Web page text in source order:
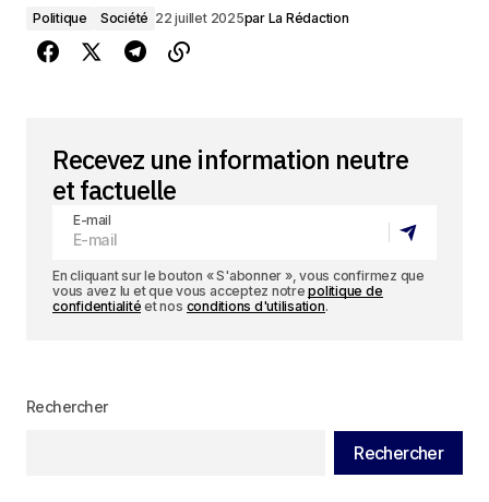
Politique Société 22 juillet 2025par La Rédaction
Recevez une information neutre
et factuelle
E-mail
En cliquant sur le bouton « S'abonner », vous confirmez que
vous avez lu et que vous acceptez notrepolitique de
confidentialité et nos conditions d'utilisation.
Rechercher
Rechercher